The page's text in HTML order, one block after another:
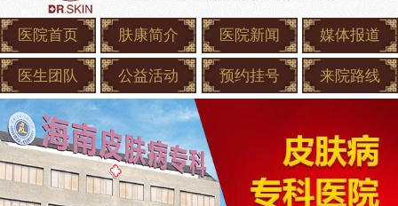
医院首页 肤康简介 医院新闻 媒体报道
医生团队 公益活动 预约挂号 来院路线